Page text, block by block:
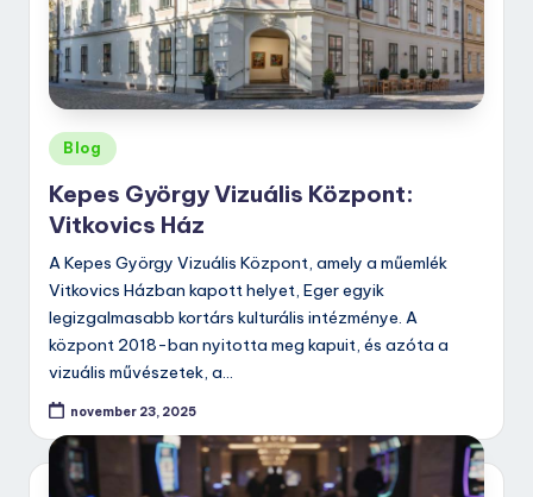
Posted
in
Blog
Kepes György Vizuális Központ:
Vitkovics Ház
A Kepes György Vizuális Központ, amely a műemlék
Vitkovics Házban kapott helyet, Eger egyik
legizgalmasabb kortárs kulturális intézménye. A
központ 2018-ban nyitotta meg kapuit, és azóta a
vizuális művészetek, a…
november 23, 2025